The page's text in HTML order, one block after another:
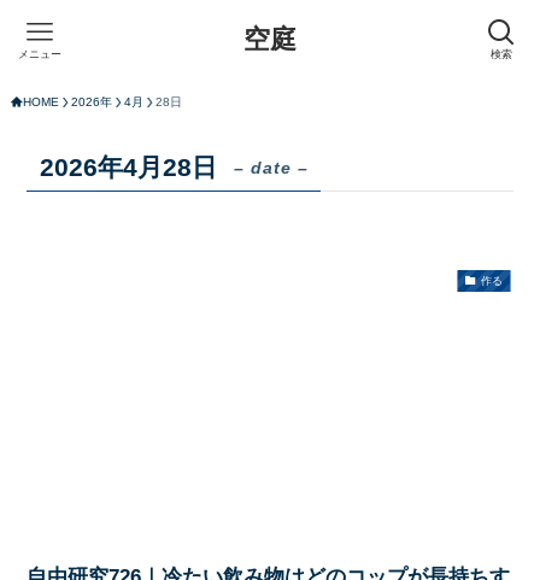
空庭 検索
メニュー
HOME 2026年 4月 28日
2026年4月28日 – date –
作る